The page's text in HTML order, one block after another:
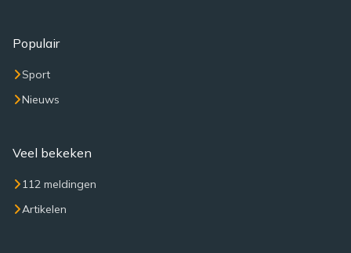
Populair
Sport
Nieuws
Veel bekeken
112 meldingen
Artikelen